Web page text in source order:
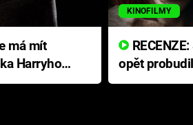
má mít
Harryho
KINOFILMY
opět
přichází s